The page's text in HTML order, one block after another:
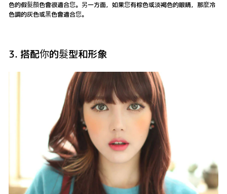
色的假髮顏色會很適合您。另一方面，如果您有棕色或淡褐色的眼睛，那麼冷
色調的灰色或黑色會適合您。
3. 搭配你的髮型和形象